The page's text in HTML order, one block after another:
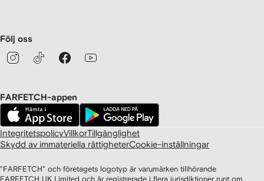
Följ oss
FARFETCH-appen
IntegritetspolicyVillkorTillgänglighet
Skydd av immateriella rättigheterCookie-inställningar
"FARFETCH" och företagets logotyp är varumärken tillhörande
FARFETCH UK Limited och är registrerade i flera jurisdiktioner runt om